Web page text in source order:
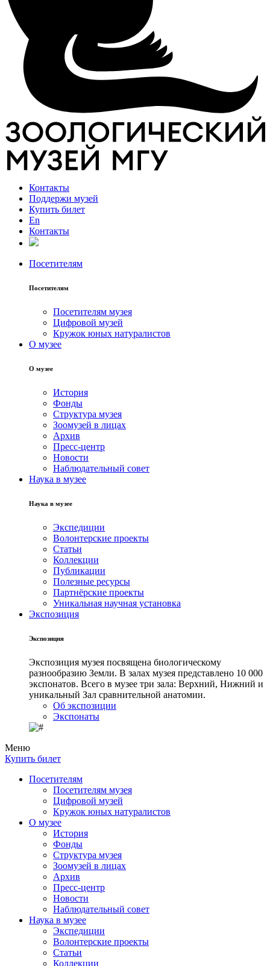
Контакты
Поддержи музей
Купить билет
En
Контакты
Посетителям
Посетителям
Посетителям музея
Цифровой музей
Кружок юных натуралистов
О музее
О музее
История
Фонды
Структура музея
Зоомузей в лицах
Архив
Пресс-центр
Новости
Наблюдательный совет
Наука в музее
Наука в музее
Экспедиции
Волонтерские проекты
Статьи
Коллекции
Публикации
Полезные ресурсы
Партнёрские проекты
Уникальная научная установка
Экспозиция
Экспозиция
Экспозиция музея посвящена биологическому
разнообразию Земли. В залах музея представлено 10 000
экспонатов. Всего в музее три зала: Верхний, Нижний и
уникальный Зал сравнительной анатомии.
Об экспозиции
Экспонаты
Меню
Купить билет
Посетителям
Посетителям музея
Цифровой музей
Кружок юных натуралистов
О музее
История
Фонды
Структура музея
Зоомузей в лицах
Архив
Пресс-центр
Новости
Наблюдательный совет
Наука в музее
Экспедиции
Волонтерские проекты
Статьи
Коллекции